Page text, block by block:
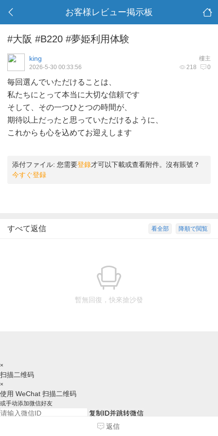
お客様レビュー掲示板
#大阪 #B220 #夢姫利用体験
樓主
king
218 0
2026-5-30 00:33:56
毎回選んでいただけることは、
私たちにとって本当に大切な信頼です
そして、その一つひとつの時間が、
期待以上だったと思っていただけるように、
これからも心を込めてお迎えします
添付ファイル: 您需要登錄才可以下載或查看附件。沒有賬號？
今すぐ登録
降順で閲覧
看全部
すべて返信
暫無回復，快來搶沙發
返信
×
扫描二维码
×
使用 WeChat 扫描二维码
或手动添加微信好友
复制ID并跳转微信